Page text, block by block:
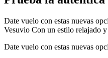
Date vuelo con estas nuevas
Vesuvio Con un estilo relajado
Date vuelo con estas nuevas